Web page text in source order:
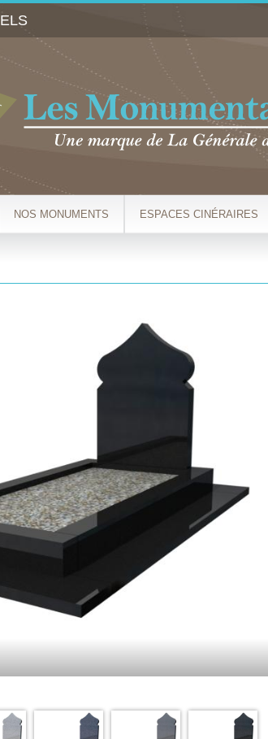
NOS MONUMENTS ESPACES CINÉRAIRES